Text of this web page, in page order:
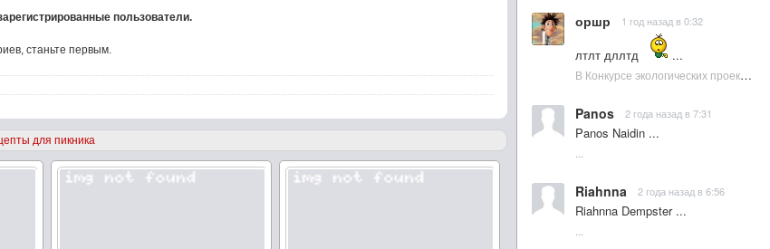
пользователи.
станьте первым.
для пикника
оршр 1 год назад в 0:32
лтлт дллтд
...
В Конкурсе экологических проектов в Подмосковье активно участвовала молодежь :: NewsRbk.ru...
Panos 2 года назад в 7:31
Panos Naidin ...
Riahnna 2 года назад в 6:56
Riahnna Dempster ...